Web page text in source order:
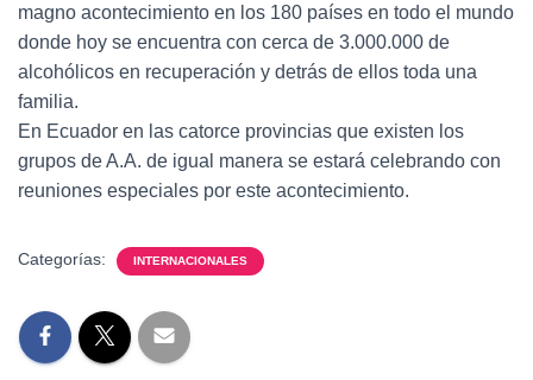
magno acontecimiento en los 180 países en todo el mundo
donde hoy se encuentra con cerca de 3.000.000 de
alcohólicos en recuperación y detrás de ellos toda una
familia.
En Ecuador en las catorce provincias que existen los
grupos de A.A. de igual manera se estará celebrando con
reuniones especiales por este acontecimiento.
Categorías: INTERNACIONALES